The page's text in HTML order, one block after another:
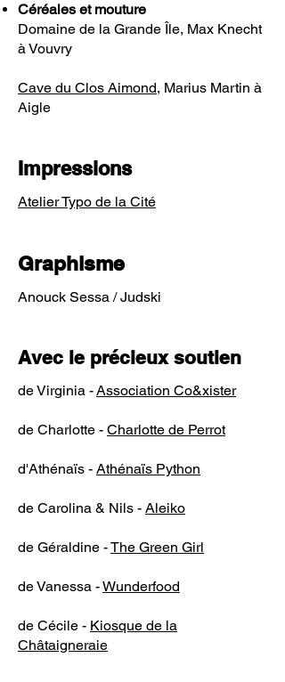
Céréales et mouture
Domaine de la Grande Île, Max Knecht
à Vouvry
Cave du Clos Aimond, Marius Martin à
Aigle
Impressions
Atelier Typo de la Cité
Graphisme
Anouck Sessa / Judski
Avec le précieux soutien
de Virginia -Association Co&xister
de Charlotte - Charlotte de Perrot
d'Athénaïs - Athénaïs Python
de Carolina & Nils - Aleiko
de Géraldine -The Green Girl
de Vanessa -Wunderfood
de Cécile - Kiosque de la
Châtaigneraie